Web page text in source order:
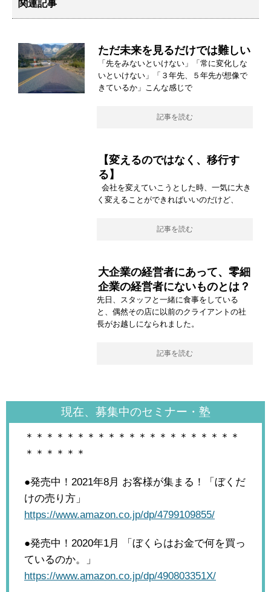
関連記事
ただ未来を見るだけでは難しい
「先をみないといけない」「常に変化しな
いといけない」「３年先、５年先が想像で
きているか」こんな感じで
記事を読む
【変えるのではなく、移行す
る】
会社を変えていこうとした時、一気に大き
く変えることができればいいのだけど、
記事を読む
大企業の経営者にあって、零細
企業の経営者にないものとは？
先日、スタッフと一緒に食事をしている
と、偶然その店に以前のクライアントの社
長がお越しになられました。
記事を読む
現在、募集中のセミナー・塾
＊＊＊＊＊＊＊＊＊＊＊＊＊＊＊＊＊＊＊＊＊
＊＊＊＊＊＊
●発売中！2021年8月 お客様が集まる！「ぼくだ
けの売り方」
https://www.amazon.co.jp/dp/4799109855/
●発売中！2020年1月
「ぼくらはお金で何を買っ
ているのか。」
https://www.amazon.co.jp/dp/490803351X/